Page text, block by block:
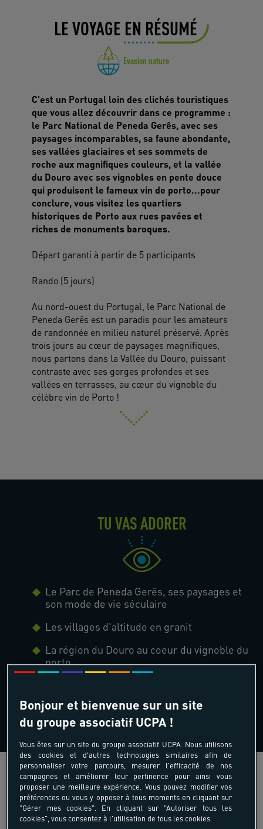
LE VOYAGE EN RÉSUMÉ
Evasion nature
C'est un Portugal loin des clichés touristiques
que vous allez découvrir dans ce programme :
le Parc National de Peneda Gerês, avec ses
paysages incomparables, sa faune abondante,
ses vallées glaciaires et ses sommets de
roche aux magnifiques couleurs, et la vallée
du Douro avec ses vignobles en pente douce
qui produisent le fameux vin de porto...pour
conclure, vous visitez les quartiers
historiques de Porto aux rues pavées et
riches de monuments baroques.
Départ garanti à partir de 5 participants
Rando (5 jours)
Au nord-ouest du Portugal, le Parc National de
Peneda Gerês est un paradis pour les amateurs
de randonnée en milieu naturel préservé. Après
trois jours au cœur de paysages magnifiques,
nous partons dans la Vallée du Douro, puissant
contraste avec ses gorges profondes et ses
vallées en terrasses, au cœur du vignoble du
célèbre vin de Porto !
TU VAS ADORER
Le Parc de Peneda Gerês, ses paysages et
son mode de vie séculaire
Les villages d'altitude en granit
La région du Douro au coeur du vignoble du
porto
Les quartiers historiques de Porto
Bonjour et bienvenue sur un site
du groupe associatif UCPA !
Vous êtes sur un site du groupe associatif UCPA. Nous utilisons
des cookies et d'autres technologies similaires afin de
personnaliser votre parcours, mesurer l'efficacité de nos
campagnes et améliorer leur pertinence pour ainsi vous
proposer une meilleure expérience. Vous pouvez modifier vos
préférences ou vous y opposer à tous moments en cliquant sur
"Gérer mes cookies". En cliquant sur "Autoriser tous les
cookies", vous consentez à l'utilisation de tous les cookies.